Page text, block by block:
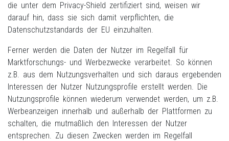
die unter dem Privacy-Shield zertifiziert sind, weisen wir
darauf hin, dass sie sich damit verpflichten, die
Datenschutzstandards der EU einzuhalten.
Ferner werden die Daten der Nutzer im Regelfall für
Marktforschungs- und Werbezwecke verarbeitet. So können
z.B. aus dem Nutzungsverhalten und sich daraus ergebenden
Interessen der Nutzer Nutzungsprofile erstellt werden. Die
Nutzungsprofile können wiederum verwendet werden, um z.B.
Werbeanzeigen innerhalb und außerhalb der Plattformen zu
schalten, die mutmaßlich den Interessen der Nutzer
entsprechen. Zu diesen Zwecken werden im Regelfall